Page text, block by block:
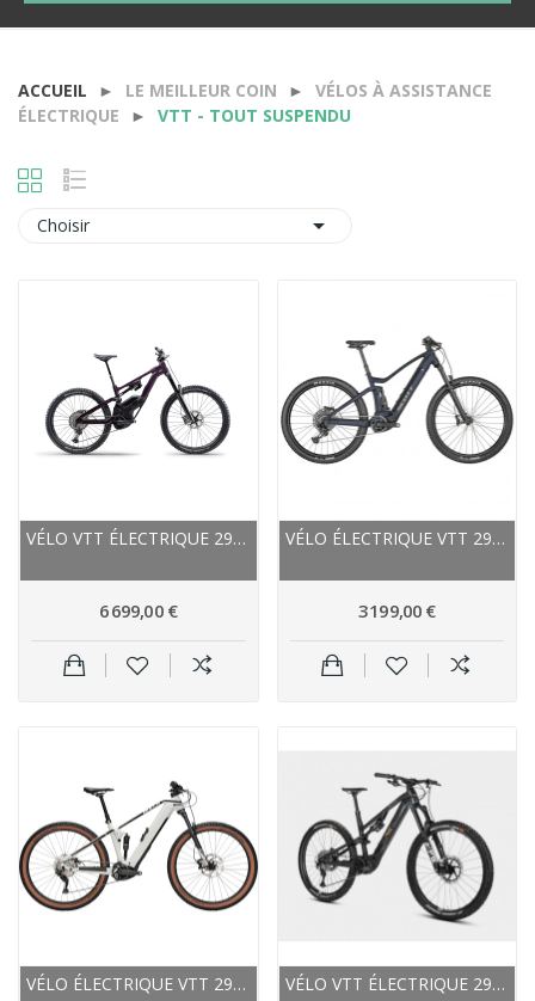
ACCUEIL LE MEILLEUR COIN
VÉLOS À ASSISTANCE
ÉLECTRIQUE
VTT - TOUT SUSPENDU
Choisir 
VÉLO VTT ÉLECTRIQUE 29/27.5 CARBONE LAPIERRE...
6 699,00 €
VÉLO ÉLECTRIQUE VTT 29P ALU - SCOTT 2024 STRIKE...
3 199,00 €
VÉLO ÉLECTRIQUE VTT 29P ALU - BULLS - SONIC EVO... VÉLO VTT ÉLECTRIQUE 29 CARBONE ROTWILD 2024...